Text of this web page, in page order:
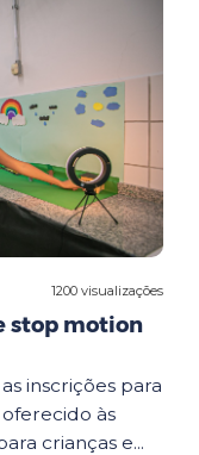
1200 visualizações
stop motion
inscrições para
às
crianças e...